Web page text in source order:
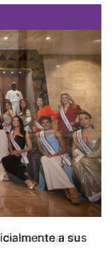
a sus
Next